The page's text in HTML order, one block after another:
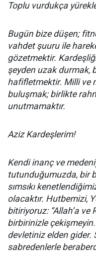
Toplu vurdukça
Bugün bize düşen;
vahdet şuuru ile
gözetmektir.
şeyden uzak durmak,
hafifletmektir. Milli ve
buluşmak; birlikte
unutmamaktır.
Aziz Kardeşlerim!
Kendi inanç ve
tutunduğumuzda, bir
sımsıkı
olacaktır. Hutbemizi,
bitiriyoruz: “Allah’a
birbirinizle
devletiniz elden gider.
sabredenlerle